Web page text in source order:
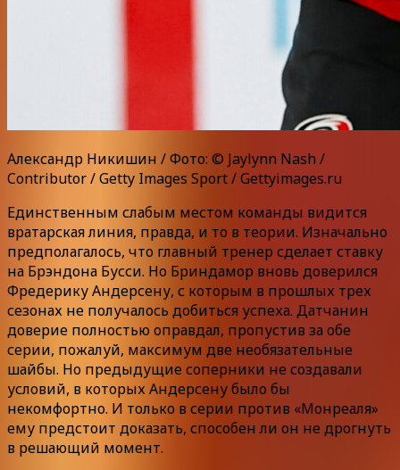
Александр Никишин / Фото: © Jaylynn Nash /
Contributor / Getty Images Sport / Gettyimages.ru
Единственным слабым местом команды видится
вратарская линия, правда, и то в теории. Изначально
предполагалось, что главный тренер сделает ставку
на Брэндона Бусси. Но Бриндамор вновь доверился
Фредерику Андерсену, с которым в прошлых трех
сезонах не получалось добиться успеха. Датчанин
доверие полностью оправдал, пропустив за обе
серии, пожалуй, максимум две необязательные
шайбы. Но предыдущие соперники не создавали
условий, в которых Андерсену было бы
некомфортно. И только в серии против «Монреаля»
ему предстоит доказать, способен ли он не дрогнуть
в решающий момент.